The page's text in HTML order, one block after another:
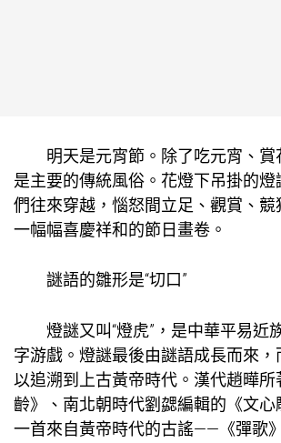
明天是元宵節。除了吃元宵、賞
是主要的傳統風俗。花燈下吊掛的燈
們往來穿越，惱怒間立足、觀賞、競
一幅幅喜慶祥和的節日畫卷。
謎語的雛形是“切口”
燈謎又叫“燈虎”，是中華平易近
字游戲。燈謎最後由謎語成長而來，
以追溯到上古黃帝時代。漢代趙曄所
齡》、南北朝時代劉勰編輯的《文心
一首來自黃帝時代的古謠——《彈歌